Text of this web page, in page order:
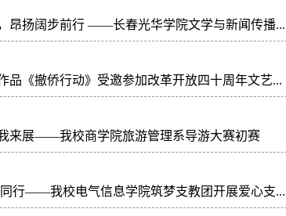
昂扬阔步前行 ——长春光华学院文学与新闻传播...
品《撤侨行动》受邀参加改革开放四十周年文艺...
来展——我校商学院旅游管理系导游大赛初赛
行——我校电气信息学院筑梦支教团开展爱心支...